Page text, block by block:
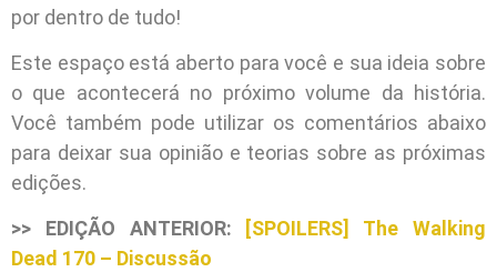
por dentro de tudo!
Este espaço está aberto para você e sua ideia sobre
o que acontecerá no próximo volume da história.
Você também pode utilizar os comentários abaixo
para deixar sua opinião e teorias sobre as próximas
edições.
>> EDIÇÃO ANTERIOR:
[SPOILERS] The Walking
Dead 170 – Discussão